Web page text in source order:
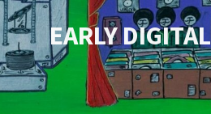
EARLY DIGITAL